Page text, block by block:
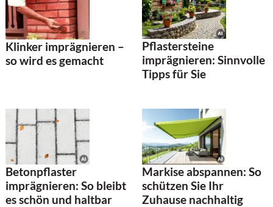
Klinker imprägnieren –
so wird es gemacht
Pflastersteine
imprägnieren: Sinnvolle
Tipps für Sie
Betonpflaster
imprägnieren: So bleibt
es schön und haltbar
Markise abspannen: So
schützen Sie Ihr
Zuhause nachhaltig